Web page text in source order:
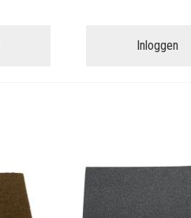
Inloggen